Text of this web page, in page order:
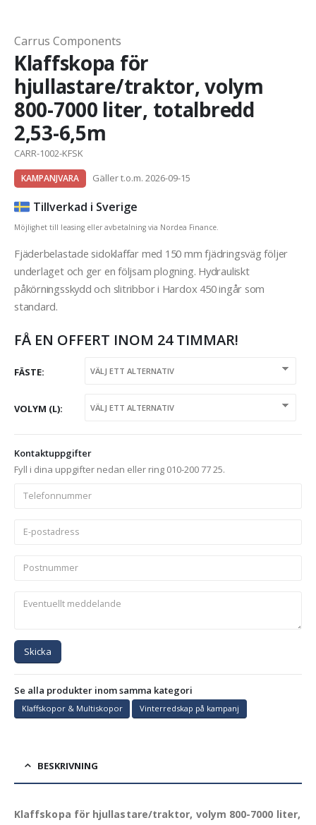
Carrus Components
Klaffskopa för
hjullastare/traktor, volym
800-7000 liter, totalbredd
2,53-6,5m
CARR-1002-KFSK
KAMPANJVARA Gäller t.o.m. 2026-09-15
Tillverkad i Sverige
Möjlighet till leasing eller avbetalning via Nordea Finance.
Fjäderbelastade sidoklaffar med 150 mm fjädringsväg följer
underlaget och ger en följsam plogning. Hydrauliskt
påkörningsskydd och slitribbor i Hardox 450 ingår som
standard.
FÅ EN OFFERT INOM 24 TIMMAR!
FÄSTE
VOLYM (L)
Kontaktuppgifter
Fyll i dina uppgifter nedan eller ring 010-200 77 25.
Skicka
Se alla produkter inom samma kategori
Klaffskopor & Multiskopor Vinterredskap på kampanj
BESKRIVNING
Klaffskopa för hjullastare/traktor, volym 800-7000 liter,